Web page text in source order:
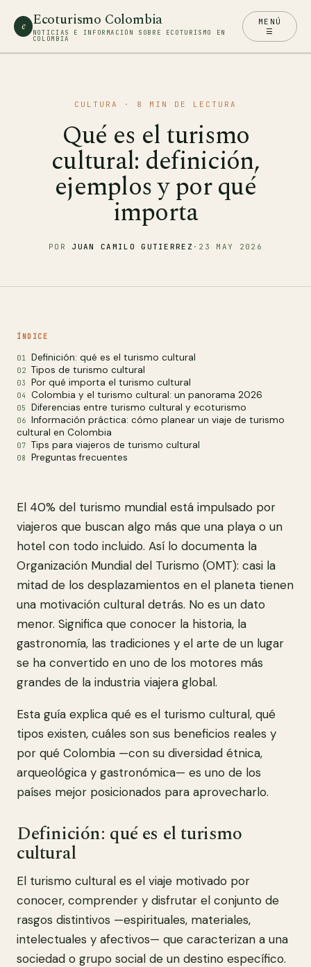
e Ecoturismo Colombia
NOTICIAS E INFORMACIÓN SOBRE ECOTURISMO EN
COLOMBIA
MENÚ
☰
CULTURA · 8 MIN DE LECTURA
Qué es el turismo
cultural: definición,
ejemplos y por qué
importa
POR JUAN CAMILO GUTIERREZ · 23 MAY 2026
ÍNDICE
Definición: qué es el turismo cultural
Tipos de turismo cultural
Por qué importa el turismo cultural
Colombia y el turismo cultural: un panorama 2026
Diferencias entre turismo cultural y ecoturismo
Información práctica: cómo planear un viaje de turismo
cultural en Colombia
Tips para viajeros de turismo cultural
Preguntas frecuentes
El 40% del turismo mundial está impulsado por
viajeros que buscan algo más que una playa o un
hotel con todo incluido. Así lo documenta la
Organización Mundial del Turismo (OMT): casi la
mitad de los desplazamientos en el planeta tienen
una motivación cultural detrás. No es un dato
menor. Significa que conocer la historia, la
gastronomía, las tradiciones y el arte de un lugar
se ha convertido en uno de los motores más
grandes de la industria viajera global.
Esta guía explica qué es el turismo cultural, qué
tipos existen, cuáles son sus beneficios reales y
por qué Colombia —con su diversidad étnica,
arqueológica y gastronómica— es uno de los
países mejor posicionados para aprovecharlo.
Definición: qué es el turismo
cultural
El turismo cultural es el viaje motivado por
conocer, comprender y disfrutar el conjunto de
rasgos distintivos —espirituales, materiales,
intelectuales y afectivos— que caracterizan a una
sociedad o grupo social de un destino específico.